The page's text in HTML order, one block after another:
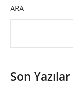
ARA
Son Yazılar